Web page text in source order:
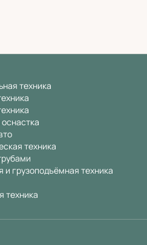
техника
техника
и грузоподъёмная техника
техника